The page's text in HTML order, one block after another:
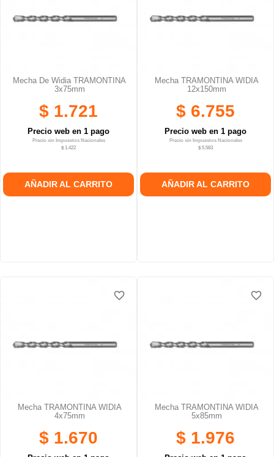
Mecha De Widia TRAMONTINA
3x75mm
$ 1.721
Precio web en 1 pago
Precio sin Impuestos Nacionales
$ 1.422
AÑADIR AL CARRITO
Mecha TRAMONTINA WIDIA
12x150mm
$ 6.755
Precio web en 1 pago
Precio sin Impuestos Nacionales
$ 5.583
AÑADIR AL CARRITO
Mecha TRAMONTINA WIDIA
4x75mm
$ 1.670
favorite_border
favorite_border
Mecha TRAMONTINA WIDIA
5x85mm
$ 1.976
favorite_border
favorite_border